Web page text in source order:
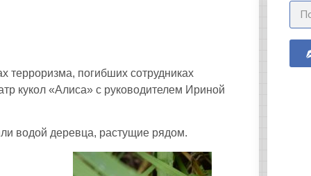
терроризма, погибших сотрудниках
кукол «Алиса» с руководителем Ириной
водой деревца, растущие рядом.